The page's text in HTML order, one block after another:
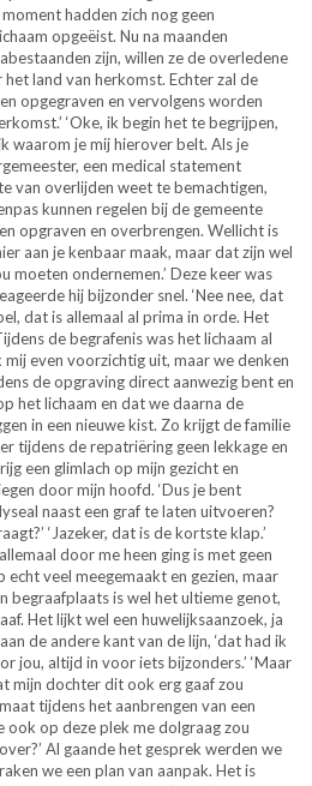
hadden zich nog geen
opgeëist. Nu na maanden
zijn, willen ze de overledene
land van herkomst. Echter zal de
opgegraven en vervolgens worden
‘Oke, ik begin het te begrijpen,
waarom je mij hierover belt. Als je
een medical statement
van overlijden weet te bemachtigen,
kunnen regelen bij de gemeente
opgraven en overbrengen. Wellicht is
aan je kenbaar maak, maar dat zijn wel
moeten ondernemen.’ Deze keer was
hij bijzonder snel. ‘Nee nee, dat
dat is allemaal al prima in orde. Het
de begrafenis was het lichaam al
even voorzichtig uit, maar we denken
de opgraving direct aanwezig bent en
het lichaam en dat we daarna de
in een nieuwe kist. Zo krijgt de familie
tijdens de repatriëring geen lekkage en
een glimlach op mijn gezicht en
door mijn hoofd. ‘Dus je bent
naast een graf te laten uitvoeren?
‘Jazeker, dat is de kortste klap.’
door me heen ging is met geen
echt veel meegemaakt en gezien, maar
begraafplaats is wel het ultieme genot,
Het lijkt wel een huwelijksaanzoek, ja
de andere kant van de lijn, ‘dat had ik
jou, altijd in voor iets bijzonders.’ ‘Maar
mijn dochter dit ook erg gaaf zou
tijdens het aanbrengen van een
ook op deze plek me dolgraag zou
Al gaande het gesprek werden we
we een plan van aanpak. Het is